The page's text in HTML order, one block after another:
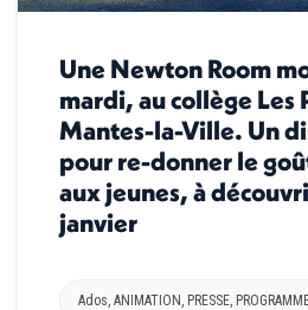
Une Newton Room
mardi, au collège Les
Mantes-la-Ville. Un
pour re-donner le
aux jeunes, à
janvier
Ados ANIMATION PRESSE